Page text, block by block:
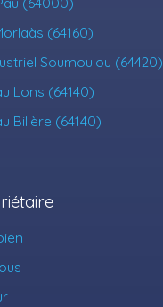
(64160)
Soumoulou (64420)
Lons (64140)
Billère (64140)